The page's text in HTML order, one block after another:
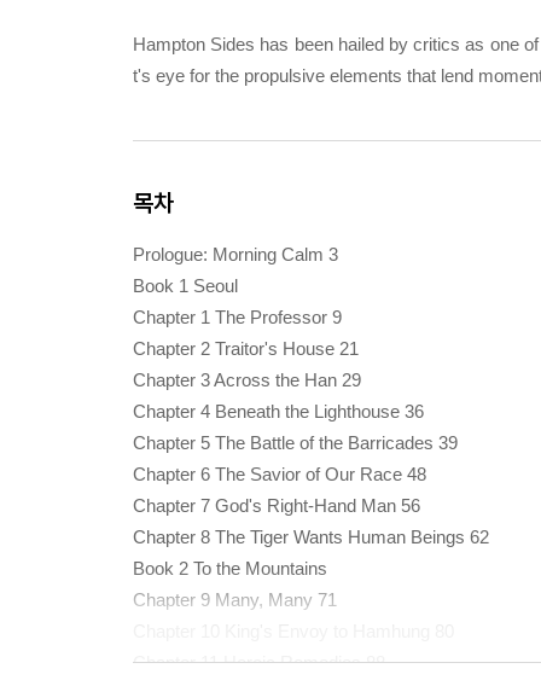
Hampton Sides has been hailed by critics as one
t's eye for the propulsive elements that lend
목차
Prologue: Morning Calm 3
Book 1 Seoul
Chapter 1 The Professor 9
Chapter 2 Traitor's House 21
Chapter 3 Across the Han 29
Chapter 4 Beneath the Lighthouse 36
Chapter 5 The Battle of the Barricades 39
Chapter 6 The Savior of Our Race 48
Chapter 7 God's Right-Hand Man 56
Chapter 8 The Tiger Wants Human Beings 62
Book 2 To the Mountains
Chapter 9 Many, Many 71
Chapter 11 Heroic Remedies 88